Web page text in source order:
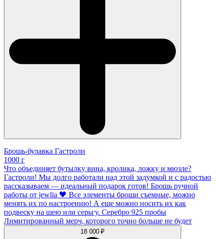
Брошь-булавка Гастроли
1000 г
Что объединяет бутылку вина, кролика, ложку и мюзле?
Гастроли! Мы долго работали над этой задумкой и с радостью
рассказываем — идеальный подарок готов! Брошь ручной
работы от jewlia 🖤 Все элементы броши съемные, можно
менять их по настроению! А еще можно носить их как
подвеску на шею или серьгу. Серебро 925 пробы
Лимитированный мерч, которого точно больше не будет
18 000 ₽